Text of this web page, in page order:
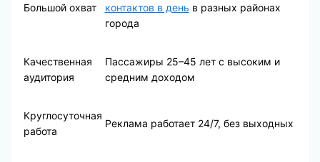
Большой охват
контактов в день в разных районах
города
Качественная
аудитория
Пассажиры 25–45 лет с высоким и
средним доходом
Круглосуточная
работа
Реклама работает 24/7, без выходных